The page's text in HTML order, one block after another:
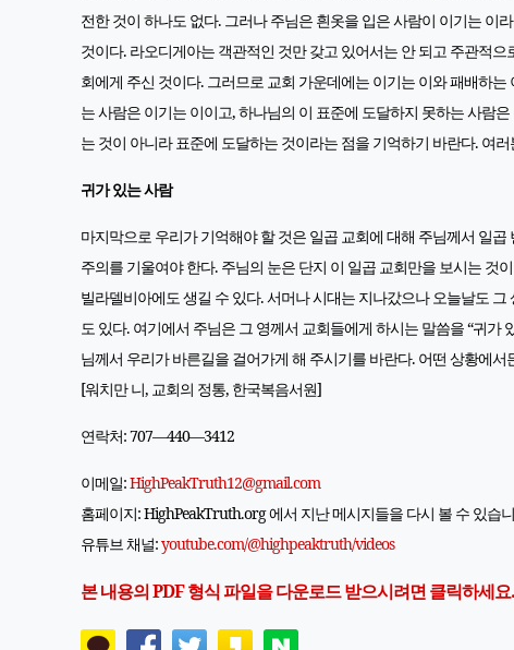
전한 것이 하나도 없다. 그러나 주님은 흰옷을 입은 사람이 이기는 이
것이다. 라오디게아는 객관적인 것만 갖고 있어서는 안 되고 주관적
회에게 주신 것이다. 그러므로 교회 가운데에는 이기는 이와 패배하
는 사람은 이기는 이이고, 하나님의 이 표준에 도달하지 못하는 사람
는 것이 아니라 표준에 도달하는 것이라는 점을 기억하기 바란다. 여
귀가 있는 사람
마지막으로 우리가 기억해야 할 것은 일곱 교회에 대해 주님께서 일
주의를 기울여야 한다. 주님의 눈은 단지 이 일곱 교회만을 보시는 것
빌라델비아에도 생길 수 있다. 서머나 시대는 지나갔으나 오늘날도
도 있다. 여기에서 주님은 그 영께서 교회들에게 하시는 말씀을 “귀
님께서 우리가 바른길을 걸어가게 해 주시기를 바란다. 어떤 상황에
[워치만 니, 교회의 정통, 한국복음서원]
연락처: 707—440—3412
이메일:HighPeakTruth12@gmail.com
홈페이지: HighPeakTruth.org 에서 지난 메시지들을 다시 볼 수 있습
유튜브 채널:youtube.com/@highpeaktruth/videos
본 내용의 PDF 형식 파일을 다운로드 받으시려면 클릭하세요.